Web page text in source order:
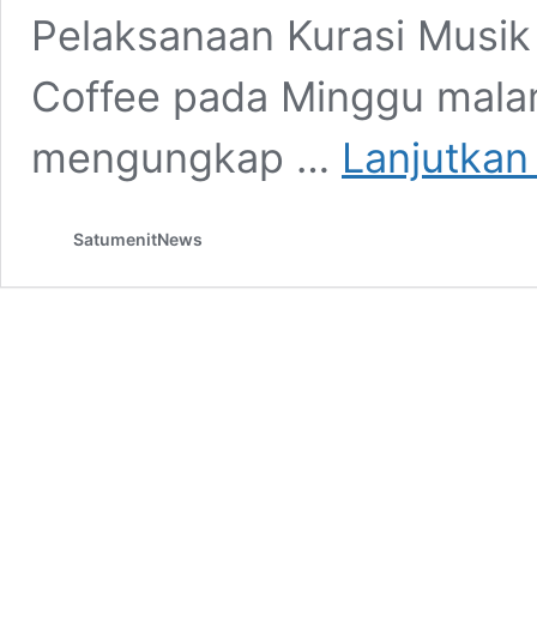
Pelaksanaan Kurasi
Coffee pada Minggu
mengungkap …
SatumenitNews